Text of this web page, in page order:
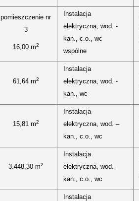
pomieszczenie nr
3
16,00 m2
Instalacja
elektryczna, wod. -
kan., c.o., wc
wspólne
61,64 m2
Instalacja
elektryczna, wod. -
kan., wc
15,81 m2
Instalacja
elektryczna, wod. –
kan., c.o., wc
3.448,30 m2
Instalacja
elektryczna, wod. -
kan., c.o., wc
Instalacja